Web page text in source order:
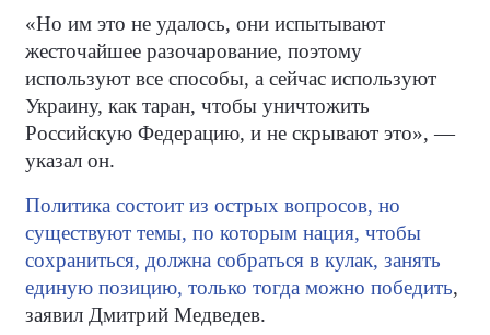
«Но им это не удалось, они испытывают
жесточайшее разочарование, поэтому
используют все способы, а сейчас используют
Украину, как таран, чтобы уничтожить
Российскую Федерацию, и не скрывают это», —
указал он.
Политика состоит из острых вопросов, но
существуют темы, по которым нация, чтобы
сохраниться, должна собраться в кулак, занять
единую позицию, только тогда можно победить,
заявил Дмитрий Медведев.